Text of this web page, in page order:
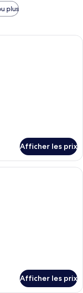
plus
d’hôtel moderne
Afficher les prix
d’hôtel avec un lit
Afficher les prix